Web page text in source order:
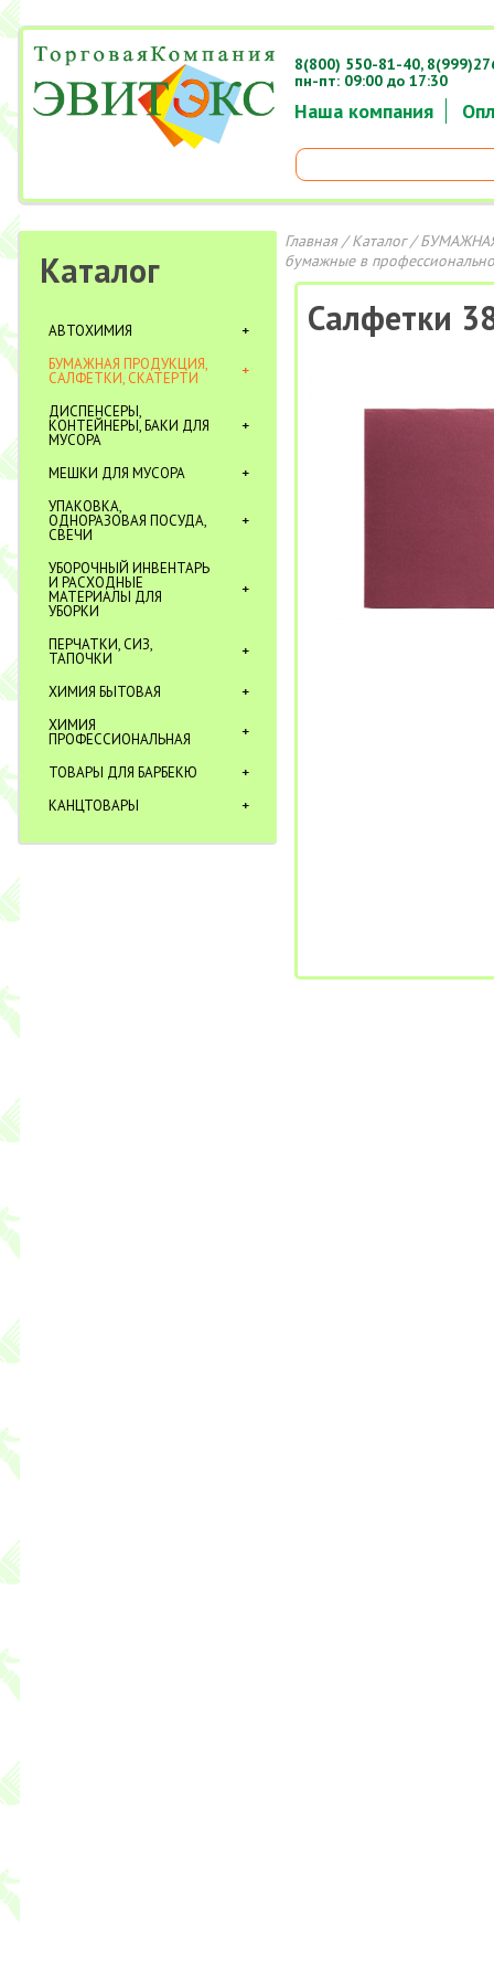
Наша компания
8(800) 550-81-40,
пн-пт: 09:00 до 17:30
Каталог
АВТОХИМИЯ
БУМАЖНАЯ ПРОДУКЦИЯ,
САЛФЕТКИ, СКАТЕРТИ
ДИСПЕНСЕРЫ,
КОНТЕЙНЕРЫ, БАКИ ДЛЯ
МУСОРА
МЕШКИ ДЛЯ МУСОРА
УПАКОВКА,
ОДНОРАЗОВАЯ ПОСУДА,
СВЕЧИ
УБОРОЧНЫЙ ИНВЕНТАРЬ
И РАСХОДНЫЕ
МАТЕРИАЛЫ ДЛЯ
УБОРКИ
ПЕРЧАТКИ, СИЗ,
ТАПОЧКИ
ХИМИЯ БЫТОВАЯ
ХИМИЯ
ПРОФЕССИОНАЛЬНАЯ
ТОВАРЫ ДЛЯ БАРБЕКЮ
КАНЦТОВАРЫ
Главная/Каталог/
бумажные в
Салфетки